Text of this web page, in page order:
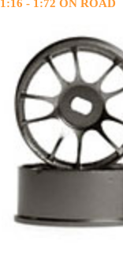
1:16 - 1:72 ON ROAD